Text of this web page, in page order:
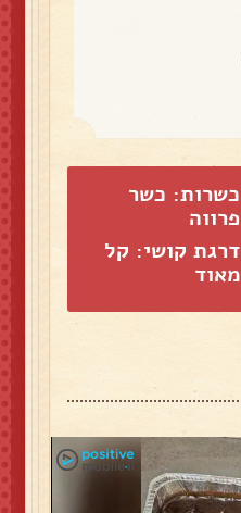
כשרות: כשר
פרווה
דרגת קושי: קל
מאוד